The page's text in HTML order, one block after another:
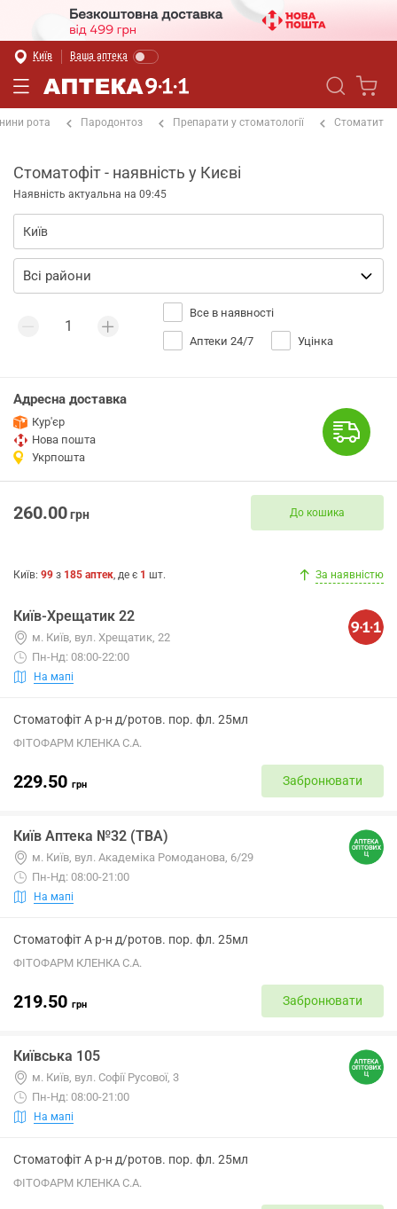
Київ Ваша аптека
рота Пародонтоз Препарати у стоматології Стоматит
Стоматофіт - наявність у Києві
Наявність актуальна на 09:45
Все в наявності
Аптеки 24/7 Уцінка
Адресна доставка
Кур'єр
Нова пошта
Укрпошта
260.00грн До кошика
Київ: 99 з 185 аптек, де є 1 шт. За наявністю
Київ-Хрещатик 22
м. Київ, вул. Хрещатик, 22
Пн-Нд: 08:00-22:00
На мапі
Стоматофіт А р-н д/ротов. пор. фл. 25мл
ФІТОФАРМ КЛЕНКА С.А.
229.50 грн Забронювати
Київ Аптека №32 (ТВА)
м. Київ, вул. Академіка Ромоданова, 6/29
Пн-Нд: 08:00-21:00
На мапі
Стоматофіт А р-н д/ротов. пор. фл. 25мл
ФІТОФАРМ КЛЕНКА С.А.
219.50 грн Забронювати
Київська 105
м. Київ, вул. Софії Русової, 3
Пн-Нд: 08:00-21:00
На мапі
Стоматофіт А р-н д/ротов. пор. фл. 25мл
ФІТОФАРМ КЛЕНКА С.А.